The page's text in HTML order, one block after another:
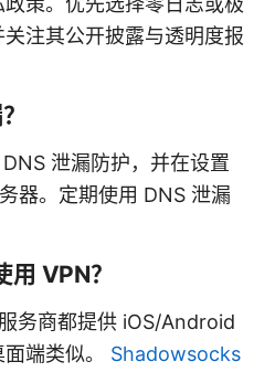
注其公开披露与透明度报
泄漏防护，并在设置
器。定期使用 DNS 泄漏
VPN？
务商都提供 iOS/Android
端类似。 Shadowsocks